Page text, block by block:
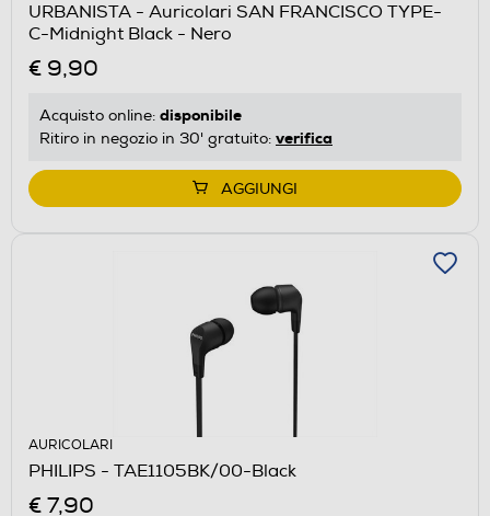
URBANISTA - Auricolari SAN FRANCISCO TYPE-
C-Midnight Black - Nero
€ 9,90
Acquisto online: disponibile
Ritiro in negozio in 30' gratuito: verifica
AGGIUNGI
AURICOLARI
PHILIPS - TAE1105BK/00-Black
€ 7,90